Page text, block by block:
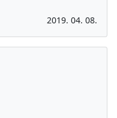
2019. 04. 08.